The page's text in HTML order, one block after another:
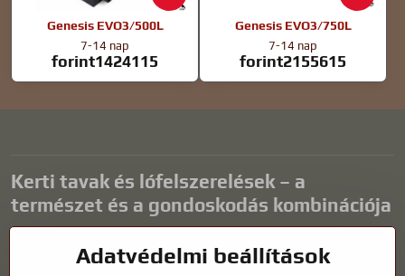
Genesis EVO3/500L
7-14 nap
forint1424115
Genesis EVO3/750L
7-14 nap
forint2155615
Kerti tavak és lófelszerelések – a
természet és a gondoskodás kombinációja
harmonikus környezetet teremtenek a kikapcsolódáshoz és a vízi
Adatvédelmi beállítások